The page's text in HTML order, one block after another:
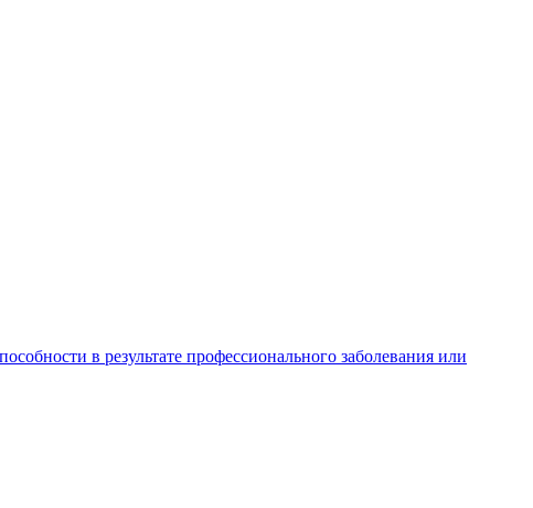
в результате профессионального заболевания или